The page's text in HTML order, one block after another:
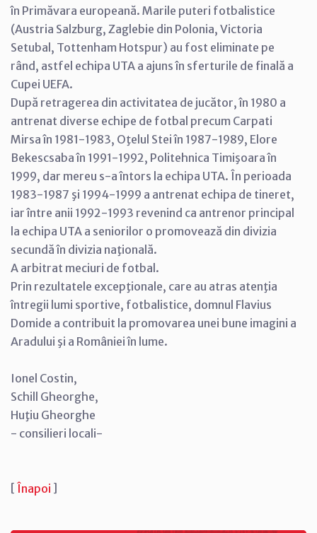
în Primăvara europeană. Marile puteri fotbalistice
(Austria Salzburg, Zaglebie din Polonia, Victoria
Setubal, Tottenham Hotspur) au fost eliminate pe
rând, astfel echipa UTA a ajuns în sferturile de finală a
Cupei UEFA.
După retragerea din activitatea de jucător, în 1980 a
antrenat diverse echipe de fotbal precum Carpati
Mirsa în 1981-1983, Oţelul Stei în 1987-1989, Elore
Bekescsaba în 1991-1992, Politehnica Timişoara în
1999, dar mereu s-a întors la echipa UTA. În perioada
1983-1987 şi 1994-1999 a antrenat echipa de tineret,
iar între anii 1992-1993 revenind ca antrenor principal
la echipa UTA a seniorilor o promovează din divizia
secundă în divizia naţională.
A arbitrat meciuri de fotbal.
Prin rezultatele excepţionale, care au atras atenţia
întregii lumi sportive, fotbalistice, domnul Flavius
Domide a contribuit la promovarea unei bune imagini a
Aradului şi a României în lume.
Ionel Costin,
Schill Gheorghe,
Huţiu Gheorghe
- consilieri locali-
[ Înapoi ]